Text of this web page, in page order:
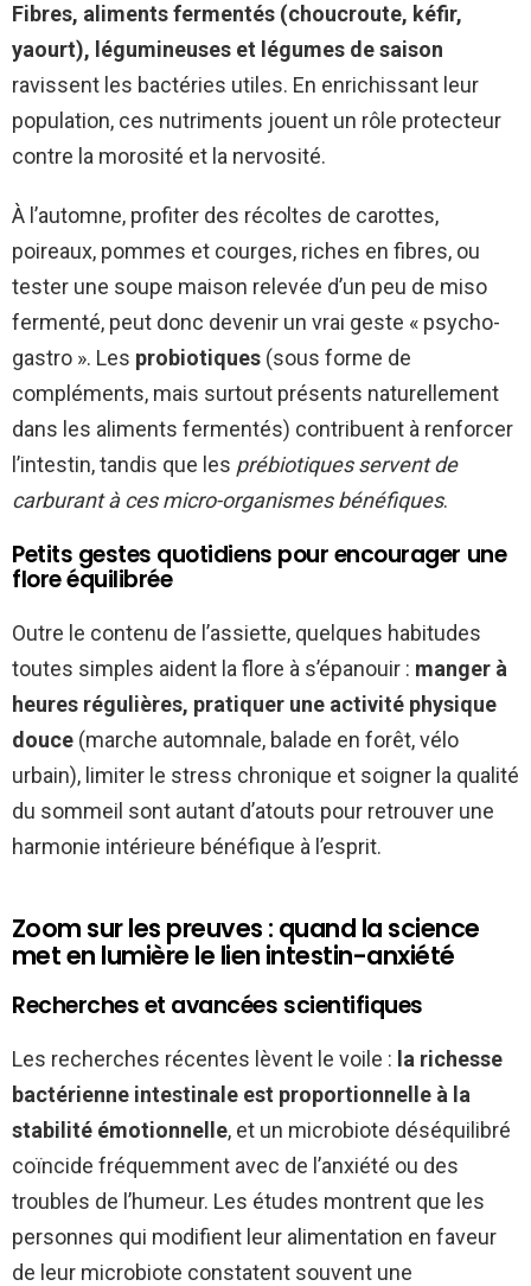
Fibres, aliments fermentés (choucroute, kéfir,
yaourt), légumineuses et légumes de saison
ravissent les bactéries utiles. En enrichissant leur
population, ces nutriments jouent un rôle protecteur
contre la morosité et la nervosité.
À l’automne, profiter des récoltes de carottes,
poireaux, pommes et courges, riches en fibres, ou
tester une soupe maison relevée d’un peu de miso
fermenté, peut donc devenir un vrai geste « psycho-
gastro ». Les probiotiques (sous forme de
compléments, mais surtout présents naturellement
dans les aliments fermentés) contribuent à renforcer
l’intestin, tandis que les prébiotiques servent de
carburant à ces micro-organismes bénéfiques.
Petits gestes quotidiens pour encourager une
flore équilibrée
Outre le contenu de l’assiette, quelques habitudes
toutes simples aident la flore à s’épanouir : manger à
heures régulières, pratiquer une activité physique
douce (marche automnale, balade en forêt, vélo
urbain), limiter le stress chronique et soigner la qualité
du sommeil sont autant d’atouts pour retrouver une
harmonie intérieure bénéfique à l’esprit.
Zoom sur les preuves : quand la science
met en lumière le lien intestin-anxiété
Recherches et avancées scientifiques
Les recherches récentes lèvent le voile : la richesse
bactérienne intestinale est proportionnelle à la
stabilité émotionnelle, et un microbiote déséquilibré
coïncide fréquemment avec de l’anxiété ou des
troubles de l’humeur. Les études montrent que les
personnes qui modifient leur alimentation en faveur
de leur microbiote constatent souvent une